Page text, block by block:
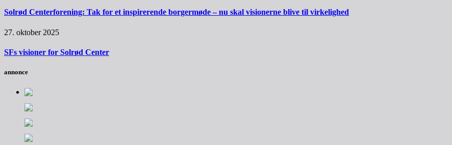
Solrød Centerforening: Tak for et inspirerende borgermøde – nu skal visionerne blive til virkelighed
27. oktober 2025
SFs visioner for Solrød Center
annonce